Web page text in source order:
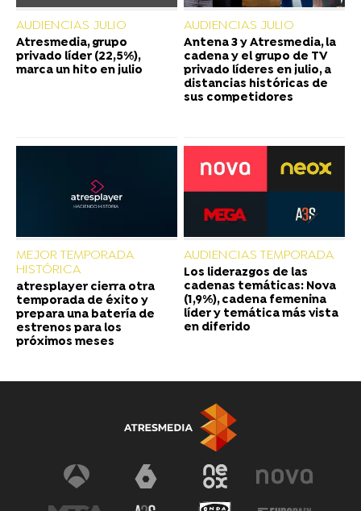
AUDIENCIAS JULIO
Atresmedia, grupo
privado líder (22,5%),
marca un hito en julio
AUDIENCIAS JULIO
Antena 3 y Atresmedia, la
cadena y el grupo de TV
privado líderes en julio, a
distancias históricas de
sus competidores
MEJOR TEMPORADA
HISTÓRICA
atresplayer cierra otra
temporada de éxito y
prepara una batería de
estrenos para los
próximos meses
AUDIENCIAS TEMPORADA
Los liderazgos de las
cadenas temáticas: Nova
(1,9%), cadena femenina
líder y temática más vista
en diferido